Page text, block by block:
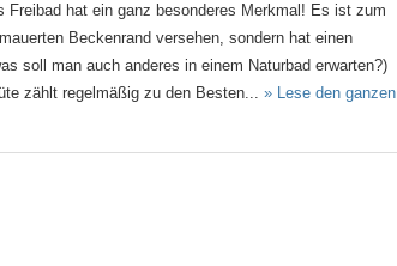
Freibad hat ein ganz besonderes Merkmal! Es ist zum
Beckenrand versehen, sondern hat einen
soll man auch anderes in einem Naturbad erwarten?)
zählt regelmäßig zu den Besten...» Lese den ganzen